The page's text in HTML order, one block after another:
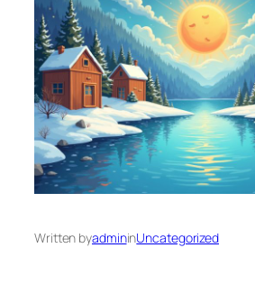
Written byadmininUncategorized